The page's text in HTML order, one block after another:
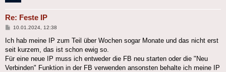
Re: Feste IP
Beitrag
10.01.2024, 12:38
Ich hab meine IP zum Teil über Wochen sogar Monate und das nicht erst
seit kurzem, das ist schon ewig so.
Für eine neue IP muss ich entweder die FB neu starten oder die "Neu
Verbinden" Funktion in der FB verwenden ansonsten behalte ich meine IP